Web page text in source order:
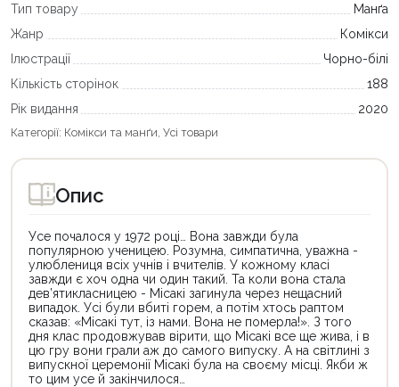
Тип товару
Манґа
Жанр
Комікси
Ілюстрації
Чорно-білі
Кількість сторінок
188
Рік видання
2020
Категорії: Комікси та манґи Усі товари
Опис
Усе почалося у 1972 році… Вона завжди була
популярною ученицею. Розумна, симпатична, уважна -
улюблениця всіх учнів і вчителів. У кожному класі
завжди є хоч одна чи один такий. Та коли вона стала
дев’ятикласницею - Місакі загинула через нещасний
випадок. Усі були вбиті горем, а потім хтось раптом
сказав: «Місакі тут, із нами. Вона не померла!». З того
дня клас продовжував вірити, що Місакі все ще жива, і в
цю гру вони грали аж до самого випуску. А на світлині з
випускної церемонії Місакі була на своєму місці. Якби ж
то цим усе й закінчилося…